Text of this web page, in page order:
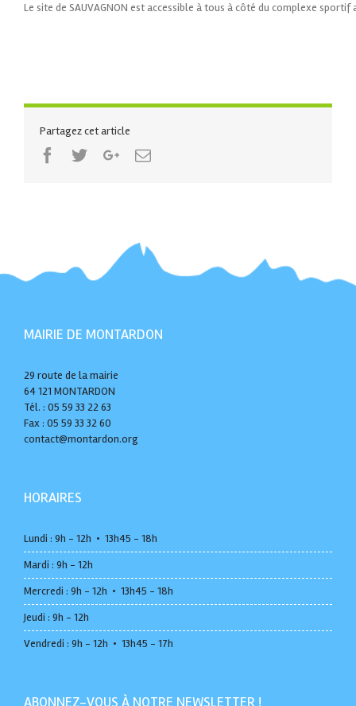
Le site de SAUVAGNON est accessible à tous à côté du complexe
Partagez cet article
Facebook
TwitterGoogle+Email
MAIRIE DE MONTARDON
29 route de la mairie
64 121 MONTARDON
Tél. : 05 59 33 22 63
Fax : 05 59 33 32 60
contact@montardon.org
HORAIRES
Lundi : 9h - 12h • 13h45 - 18h
Mardi : 9h - 12h
Mercredi : 9h - 12h • 13h45 - 18h
Jeudi : 9h - 12h
Vendredi : 9h - 12h • 13h45 - 17h
ABONNEZ-VOUS À NOTRE NEWSLETTER !